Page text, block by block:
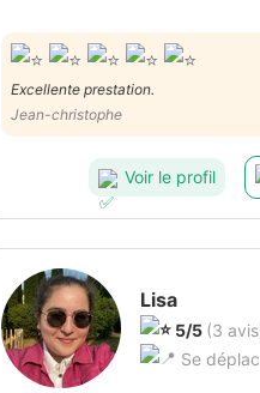
Excellente prestation.
Jean-christophe
Voir le profil
Lisa
5/5 (3
Se